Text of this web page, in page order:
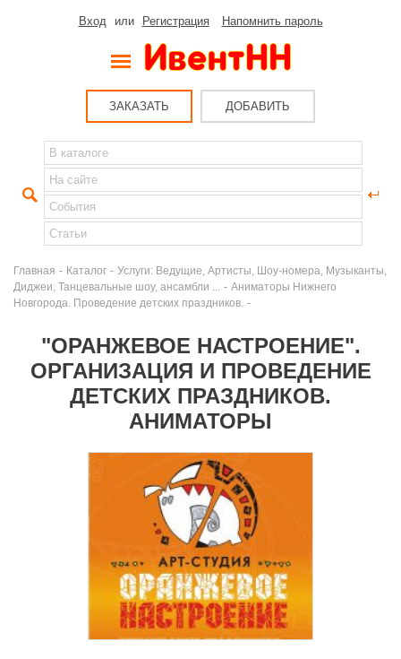
Вход или Регистрация Напомнить пароль
ЗАКАЗАТЬ ДОБАВИТЬ
Главная - Каталог - Услуги: Ведущие, Артисты, Шоу-номера, Музыканты,
Диджеи, Танцевальные шоу, ансамбли ...
- Аниматоры Нижнего
Новгорода. Проведение детских праздников. -
"ОРАНЖЕВОЕ НАСТРОЕНИЕ".
ОРГАНИЗАЦИЯ И ПРОВЕДЕНИЕ
ДЕТСКИХ ПРАЗДНИКОВ.
АНИМАТОРЫ